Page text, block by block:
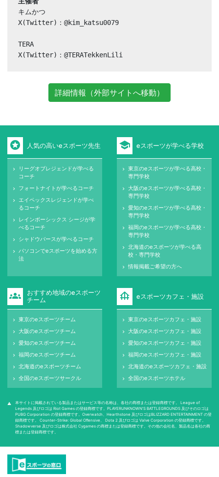
キムかつ
X(Twitter)：@kim_katsu0079
TERA
X(Twitter)：@TERATekkenLili
詳細情報（外部サイトへ移動）
stars 人気の高いeスポーツ先生
keyboard_arrow_right
リーグオブレジェンドが学べる
コーチ
keyboard_arrow_right フォートナイトが学べるコーチ
keyboard_arrow_right
エイペックスレジェンドが学べ
るコーチ
keyboard_arrow_right
レインボーシックス シージが学
べるコーチ
keyboard_arrow_right シャドウバースが学べるコーチ
keyboard_arrow_right
パソコンでeスポーツを始める方
法
school eスポーツが学べる学校
keyboard_arrow_right
東京のeスポーツが学べる高校・
専門学校
keyboard_arrow_right
大阪のeスポーツが学べる高校・
専門学校
keyboard_arrow_right
愛知のeスポーツが学べる高校・
専門学校
keyboard_arrow_right
福岡のeスポーツが学べる高校・
専門学校
keyboard_arrow_right
北海道のeスポーツが学べる高
校・専門学校
keyboard_arrow_right 情報掲載ご希望の方へ
groups
おすすめ地域のeスポーツ
チーム
keyboard_arrow_right 東京のeスポーツチーム
keyboard_arrow_right 大阪のeスポーツチーム
keyboard_arrow_right 愛知のeスポーツチーム
keyboard_arrow_right 福岡のeスポーツチーム
keyboard_arrow_right 北海道のeスポーツチーム
keyboard_arrow_right 全国のeスポーツサークル
foundation eスポーツカフェ・施設
keyboard_arrow_right 東京のeスポーツカフェ・施設
keyboard_arrow_right 大阪のeスポーツカフェ・施設
keyboard_arrow_right 愛知のeスポーツカフェ・施設
keyboard_arrow_right 福岡のeスポーツカフェ・施設
keyboard_arrow_right 北海道のeスポーツカフェ・施設
keyboard_arrow_right 全国のeスポーツホテル
warning
本サイトに掲載されている製品またはサービス等の名称は、各社の商標または登録商標です。 League of
Legends 及びロゴは Riot Games の登録商標です。PLAYERUNKNOWN'S BATTLEGROUNDS 及びそのロゴは
PUBG Corporation の登録商標です。Overwatch、Hearthstone 及びロゴはBLIZZARD ENTERTAINMENT の登
録商標です。 Counter-Strike: Global Oﬀensive、 Dota 2 及びロゴは Valve Corporation の登録商標です。
Shadowverse 及びロゴは株式会社 Cygames の商標または登録商標です。その他の会社名、製品名は各社の商
標または登録商標です。